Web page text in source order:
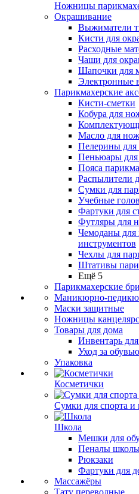
Ножницы
Окрашивание
Выжиматели
Кисти для
Расходные
Чаши для
Шапочки для
Электронные
Парикмахерские
Кисти-сметки
Кобура для
Масло для
Пелерины для
Пеньюары
Пояса
Распылители
Сумки для
Учебные
Фартуки для
Футляры для
Чемоданы для
инструментов
Чехлы для
Штативы
Ещё 5
Парикмахерские
Маникюрно-
Маски защитные
Ножницы
Товары для дома
Инвентарь
Уход за обувью
Упаковка
Косметички
Сумки для спорта и
Школа
Мешки для
Пеналы
Рюкзаки
Фартуки для
Массажёры
Тату переводные